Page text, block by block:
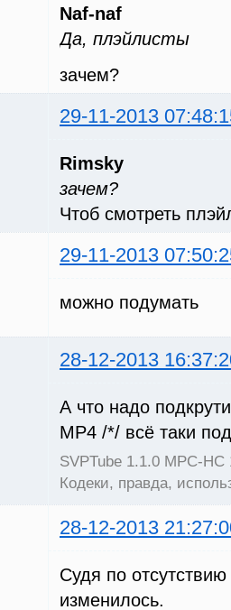
Naf-naf
Да, плэйлисты
зачем?
29-11-2013
Rimsky
зачем?
Чтоб смотреть
29-11-2013
можно подумать
28-12-2013
А что надо
MP4 /*/ всё таки
SVPTube 1.1.0 MPC-HC
Кодеки, правда,
28-12-2013
Судя по
изменилось.